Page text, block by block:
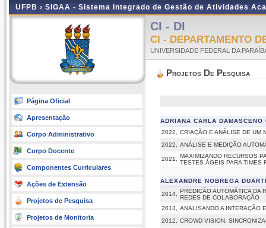
UFPB › SIGAA - Sistema Integrado de Gestão de Atividades
Página Oficial
Apresentação
Corpo Administrativo
Corpo Docente
Componentes Curriculares
Ações de Extensão
Projetos de Pesquisa
Projetos de Monitoria
CI - DI
CI - DEPARTAMENTO
UNIVERSIDADE FEDERAL DA
Projetos De Pesquisa
ADRIANA CARLA DAMASCENO
2022,
CRIAÇÃO E ANÁLISE DE UM
2022,
ANÁLISE E MEDIÇÃO
2021,
MAXIMIZANDO RECURSOS
TESTES ÁGEIS PARA TIMES
ALEXANDRE NOBREGA
2014,
PREDIÇÃO AUTOMÁTICA DA
REDES DE COLABORAÇÃO
2013,
ANALISANDO A INTERAÇÃO
2012,
CROWD VISION: